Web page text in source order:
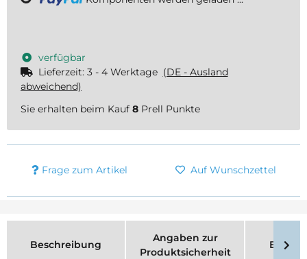
Loading...
verfügbar
Lieferzeit: 3 - 4 Werktage (DE - Ausland
abweichend)
Sie erhalten beim Kauf 8 Prell Punkte
Frage zum Artikel Auf Wunschzettel
Beschreibung
Angaben zur
Produktsicherheit